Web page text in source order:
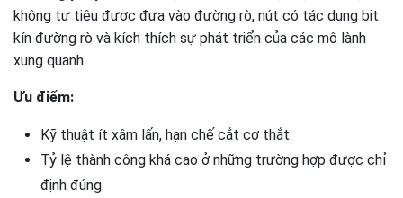
không tự tiêu được đưa vào đường rò, nút có tác dụng bịt
kín đường rò và kích thích sự phát triển của các mô lành
xung quanh.
Ưu điểm:
Kỹ thuật ít xâm lấn, hạn chế cắt cơ thắt.
Tỷ lệ thành công khá cao ở những trường hợp được chỉ
định đúng.